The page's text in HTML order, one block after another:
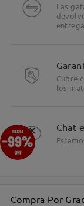
Las
Cubre
los
Chat
Compra Por
×